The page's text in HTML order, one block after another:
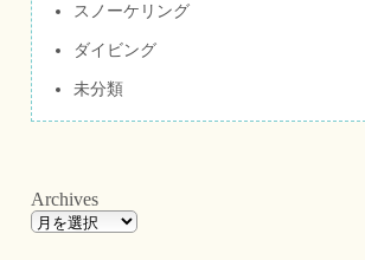
スノーケリング
ダイビング
未分類
Archives